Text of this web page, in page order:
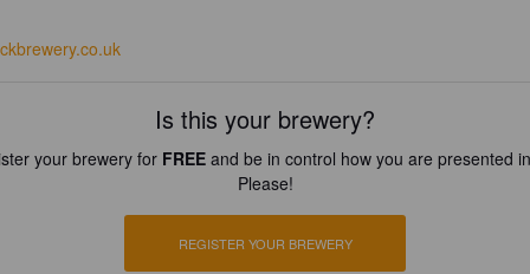
Is this your brewery?
your brewery for FREEand be in control how you are presented
Please!
REGISTER YOUR BREWERY